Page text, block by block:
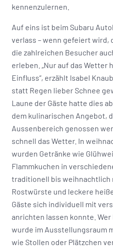
kennenzulernen.
Auf eins ist beim Subaru
verlass – wenn gefeiert wird,
die zahlreichen Besucher
erleben. „Nur auf das Wetter
Einfluss“, erzählt Isabel
statt Regen lieber Schnee
Laune der Gäste hatte dies
dem kulinarischen Angebot,
Aussenbereich genossen
schnell das Wetter. In
wurden Getränke wie
Flammkuchen in
traditionell bis weihnachtlich
Rostwürste und leckere
Gäste sich individuell mit
anrichten lassen konnte.
wurde im Ausstellungsraum
wie Stollen oder Plätzchen